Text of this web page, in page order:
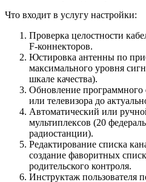
Что входит в услугу настройки:
Проверка целостности
F-коннекторов.
Юстировка антенны по
максимального уровня
шкале качества).
Обновление
или телевизора до
Автоматический или
мультиплексов (20
радиостанции).
Редактирование списка
создание фаворитных
родительского контроля.
Инструктаж пользователя